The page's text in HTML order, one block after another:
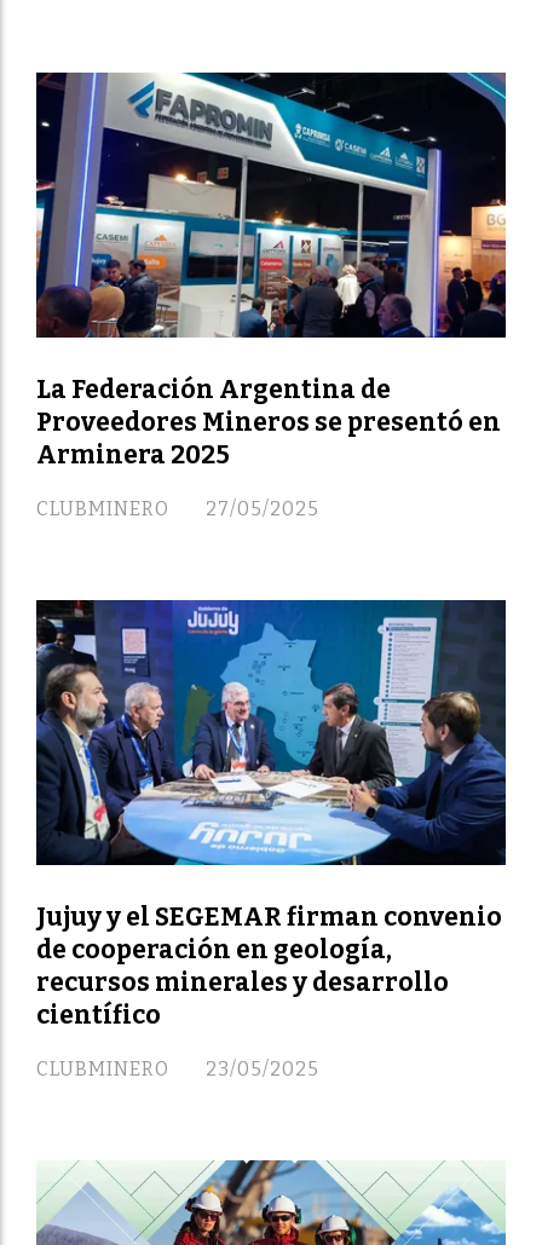
La Federación Argentina de
Proveedores Mineros se presentó en
Arminera 2025
CLUBMINERO 27/05/2025
Jujuy y el SEGEMAR firman convenio
de cooperación en geología,
recursos minerales y desarrollo
científico
CLUBMINERO 23/05/2025